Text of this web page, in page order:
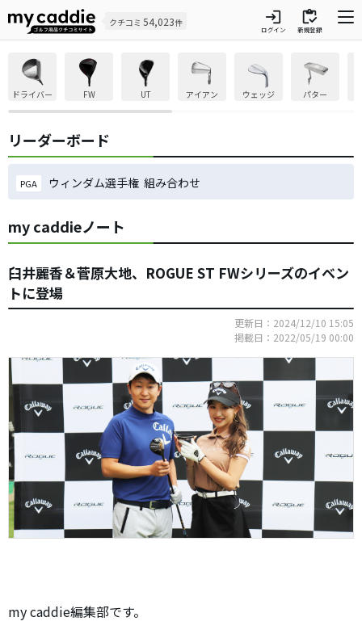
クチコミ 54,023件 login
ログイン
inventory
新規登録
ドライバー FW UT アイアン ウェッジ パター
リーダーボード
PGA ウィンダム選手権 組み合わせ
my caddieノート
臼井麗香＆菅原大地、ROGUE ST FWシリーズのイベン
トに登場
更新日：2024/12/10 15:05
掲載日：2022/05/19 00:00
my caddie編集部です。